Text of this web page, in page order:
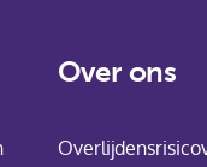
Over ons